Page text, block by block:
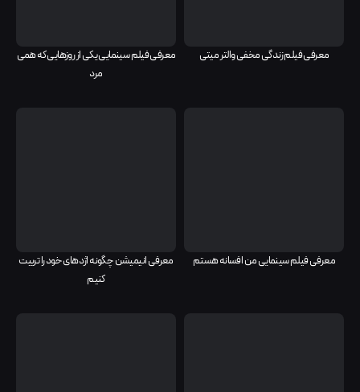
معرفی فیلم زندگی مخفی والتر میتی
معرفی فیلم سینمایی یکی از روزهایی که همی
معرفی فیلم سینمایی من افسانه هستم
معرفی انیمیشن چگونه اژدهای خود را تربیت